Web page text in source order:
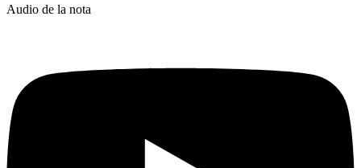
Audio de la nota